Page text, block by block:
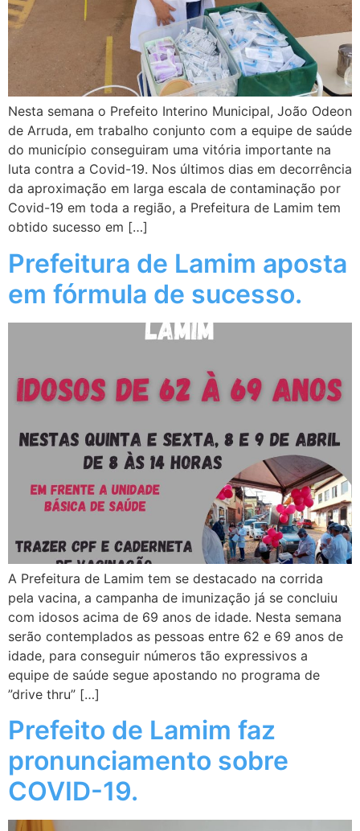
Nesta semana o Prefeito Interino Municipal, João Odeon
de Arruda, em trabalho conjunto com a equipe de saúde
do município conseguiram uma vitória importante na
luta contra a Covid-19. Nos últimos dias em decorrência
da aproximação em larga escala de contaminação por
Covid-19 em toda a região, a Prefeitura de Lamim tem
obtido sucesso em […]
Prefeitura de Lamim aposta
em fórmula de sucesso.
A Prefeitura de Lamim tem se destacado na corrida
pela vacina, a campanha de imunização já se concluiu
com idosos acima de 69 anos de idade. Nesta semana
serão contemplados as pessoas entre 62 e 69 anos de
idade, para conseguir números tão expressivos a
equipe de saúde segue apostando no programa de
”drive thru” […]
Prefeito de Lamim faz
pronunciamento sobre
COVID-19.